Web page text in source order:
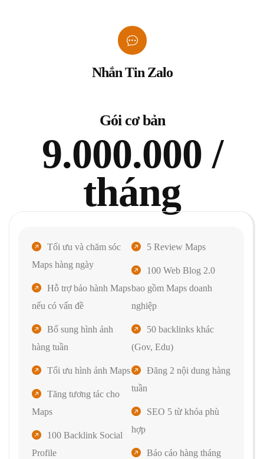
Nhắn Tin Zalo
Gói cơ bản
9.000.000 /
tháng
Tối ưu và chăm sóc
Maps hàng ngày
Hỗ trợ bảo hành Maps
nếu có vấn đề
Bổ sung hình ảnh
hàng tuần
Tối ưu hình ảnh Maps
Tăng tương tác cho
Maps
100 Backlink Social
Profile
5 Review Maps
100 Web Blog 2.0
bao gồm Maps doanh
nghiệp
50 backlinks khác
(Gov, Edu)
Đăng 2 nội dung hàng
tuần
SEO 5 từ khóa phù
hợp
Báo cáo hàng tháng